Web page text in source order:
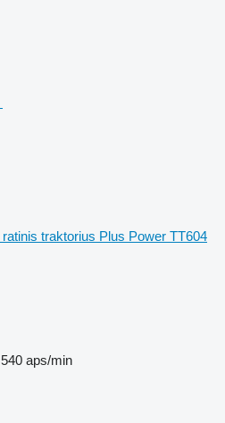
ratinis traktorius Plus Power TT604
540 aps/min